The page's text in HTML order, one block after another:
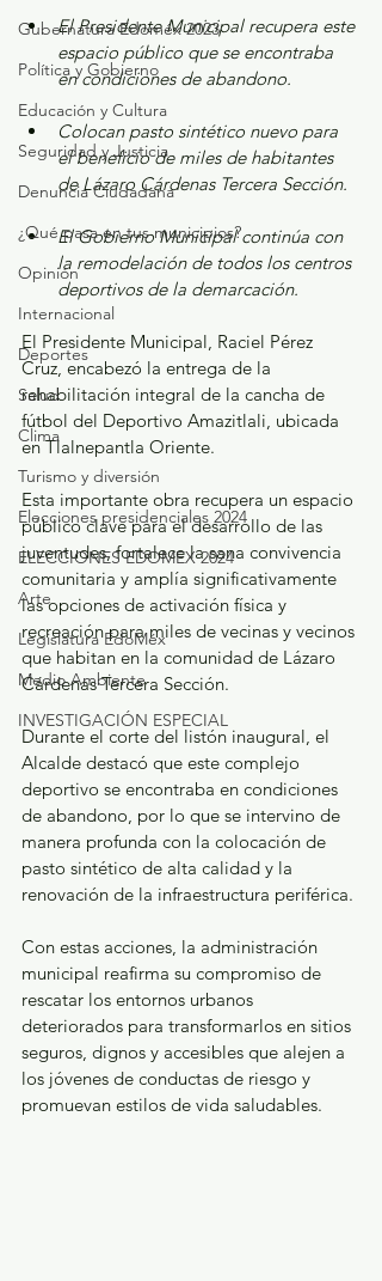
Gubernatura Edoméx 2023
Política y Gobierno
Educación y Cultura
Seguridad y Justicia
Denuncia Ciudadana
¿Qué pasa en tus municipios?
Opinión
Internacional
Deportes
Salud
Clima
Turismo y diversión
Elecciones presidenciales 2024
ELECCIONES EDOMEX 2024
Arte
Legislatura EdoMéx
Medio Ambiente
INVESTIGACIÓN ESPECIAL
El Presidente Municipal recupera este
espacio público que se encontraba
en condiciones de abandono.
Colocan pasto sintético nuevo para
el beneficio de miles de habitantes
de Lázaro Cárdenas Tercera Sección.
El Gobierno Municipal continúa con
la remodelación de todos los centros
deportivos de la demarcación.
El Presidente Municipal, Raciel Pérez
Cruz, encabezó la entrega de la
rehabilitación integral de la cancha de
fútbol del Deportivo Amazitlali, ubicada
en Tlalnepantla Oriente.
Esta importante obra recupera un espacio
público clave para el desarrollo de las
juventudes, fortalece la sana convivencia
comunitaria y amplía significativamente
las opciones de activación física y
recreación para miles de vecinas y vecinos
que habitan en la comunidad de Lázaro
Cárdenas Tercera Sección.
​Durante el corte del listón inaugural, el
Alcalde destacó que este complejo
deportivo se encontraba en condiciones
de abandono, por lo que se intervino de
manera profunda con la colocación de
pasto sintético de alta calidad y la
renovación de la infraestructura periférica.
Con estas acciones, la administración
municipal reafirma su compromiso de
rescatar los entornos urbanos
deteriorados para transformarlos en sitios
seguros, dignos y accesibles que alejen a
los jóvenes de conductas de riesgo y
promuevan estilos de vida saludables.